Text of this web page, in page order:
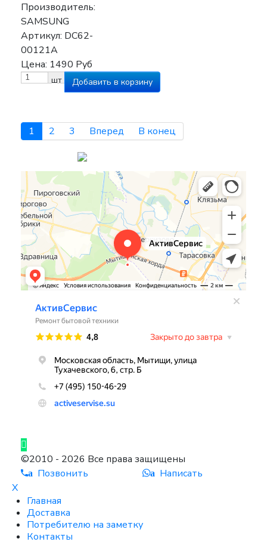
Производитель:
SAMSUNG
Артикул: DC62-
00121A
Цена: 1490 Руб
шт
1 2 3 Вперед В конец
©2010 - 2026 Все права защищены
a Позвонить a
Написать
X
Главная
Доставка
Потребителю на заметку
Контакты